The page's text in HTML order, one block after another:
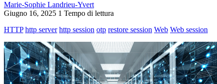
Marie-Sophie Landrieu-Yvert
Giugno 16, 2025 1 Tempo di lettura
HTTP http server http session otp restore session Web Web session